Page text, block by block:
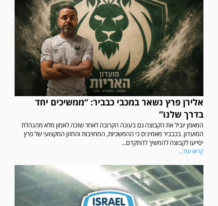
אלירן פרץ נשאר במכבי כבביר: “ממשיכים יחד
בדרך שלנו”
המאמן יוביל את הקבוצה גם בעונה הקרובה לאחר שזכה לאמון מלא מהנהלת
המועדון. בכבביר מאמינים כי ההמשכיות, המחויבות והחזון המקצועי של פרץ
יסייעו לקבוצה להמשיך להתקדם...
קראו עוד...